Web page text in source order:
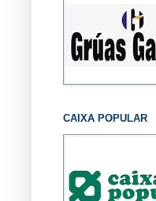
CAIXA POPULAR